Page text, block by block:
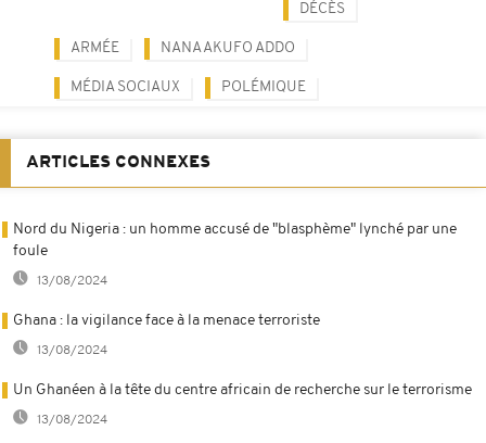
DÉCÈS
ARMÉE NANA AKUFO ADDO
MÉDIA SOCIAUX POLÉMIQUE
ARTICLES CONNEXES
Nord du Nigeria : un homme accusé de "blasphème" lynché par une
foule
13/08/2024
Ghana : la vigilance face à la menace terroriste
13/08/2024
Un Ghanéen à la tête du centre africain de recherche sur le terrorisme
13/08/2024